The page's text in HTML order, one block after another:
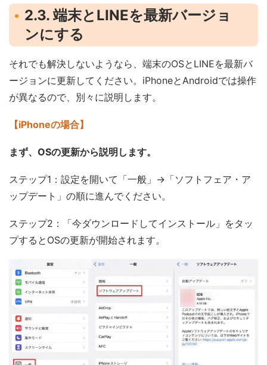
2.3. 端末とLINEを最新バージョ
ンにする
それでも解決しないようなら、端末のOSとLINEを最新バ
ージョンに更新してください。iPhoneとAndroidでは操作
が異なるので、別々に説明します。
【iPhoneの場合】
まず、OSの更新から説明します。
ステップ1：設定を開いて「一般」→「ソフトフェア・ア
ップデート」の順に進んでください。
ステップ2：「今ダウンロードしてインストール」をタッ
プするとOSの更新が開始されます。